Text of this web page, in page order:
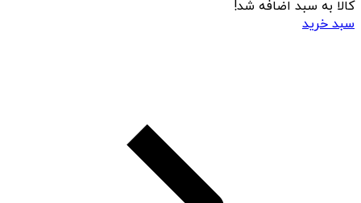
کالا به سبد اضافه شد!
سبد خرید